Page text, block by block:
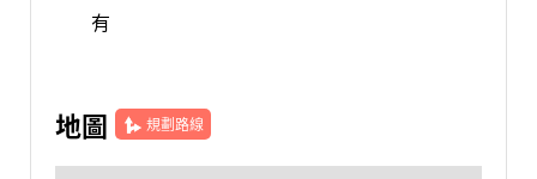
有
地圖 規劃路線